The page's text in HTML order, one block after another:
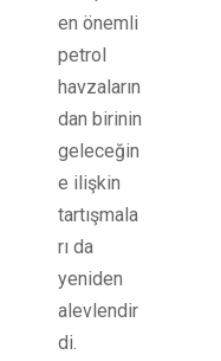
en önemli
petrol
havzaların
dan birinin
geleceğin
e ilişkin
tartışmala
rı da
yeniden
alevlendir
di.